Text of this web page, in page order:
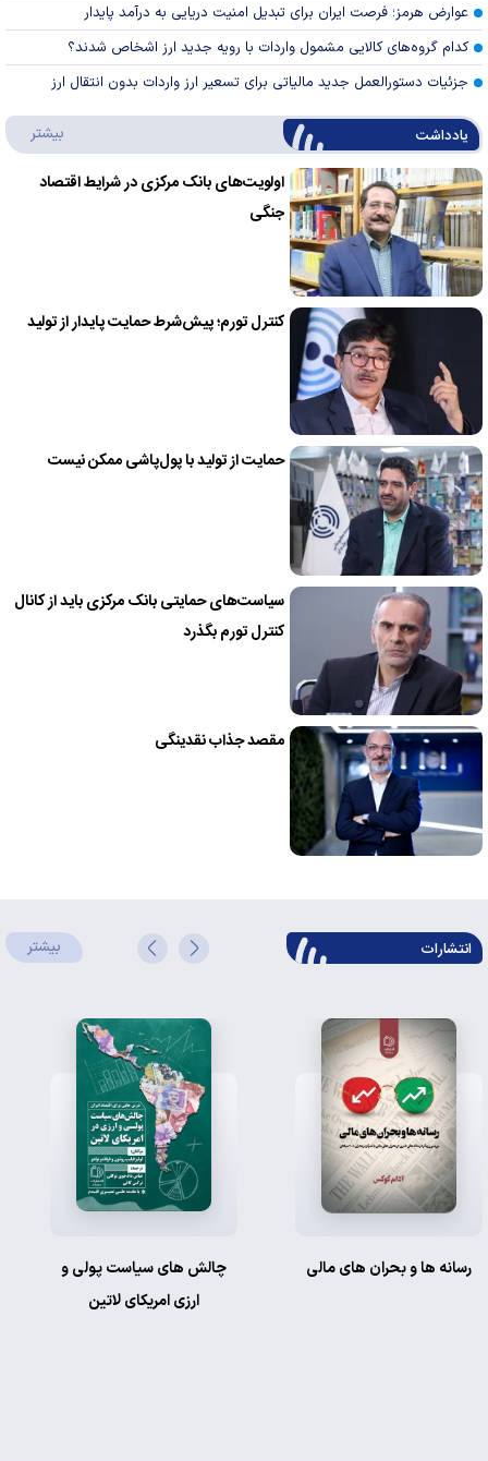
عوارض هرمز؛ فرصت ایران برای تبدیل امنیت دریایی به درآمد پایدار
کدام گروه‌های کالایی مشمول واردات با رویه جدید ارز اشخاص شدند؟
جزئیات دستورالعمل جدید مالیاتی برای تسعیر ارز واردات بدون انتقال ارز
یادداشت بیشتر
اولویت‌های بانک مرکزی در شرایط اقتصاد
جنگی
کنترل تورم؛ پیش‌شرط حمایت پایدار از تولید
حمایت از تولید با پول‌پاشی ممکن نیست
سیاست‌های حمایتی بانک مرکزی باید از کانال
کنترل تورم بگذرد
مقصد جذاب نقدینگی
انتشارات بیشتر
چالش های سیاست پولی و
مقدمه ای بر شهرت و اعتبار
بانک مرکزی